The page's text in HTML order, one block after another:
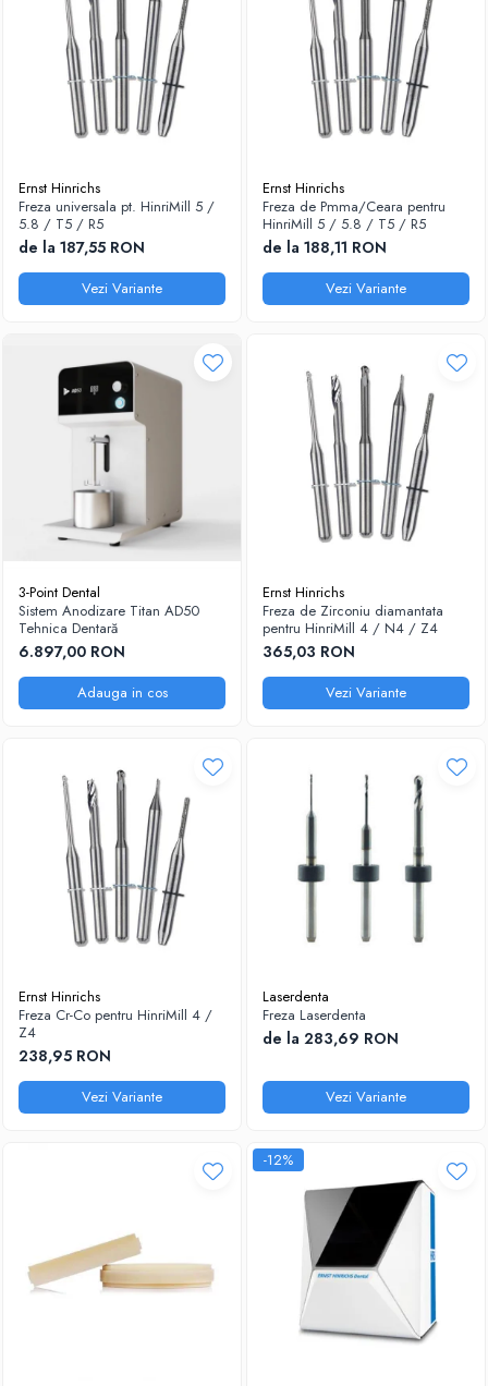
Ernst Hinrichs
Freza universala pt. HinriMill 5 /
5.8 / T5 / R5
de la 187,55 RON
Vezi Variante
Ernst Hinrichs
Freza de Pmma/Ceara pentru
HinriMill 5 / 5.8 / T5 / R5
de la 188,11 RON
Vezi Variante
3-Point Dental
Sistem Anodizare Titan AD50
Tehnica Dentară
6.897,00 RON
Adauga in cos
Ernst Hinrichs
Freza de Zirconiu diamantata
pentru HinriMill 4 / N4 / Z4
365,03 RON
Vezi Variante
Ernst Hinrichs
Freza Cr-Co pentru HinriMill 4 /
Z4
238,95 RON
Vezi Variante
Laserdenta
Freza Laserdenta
de la 283,69 RON
Vezi Variante
-12%